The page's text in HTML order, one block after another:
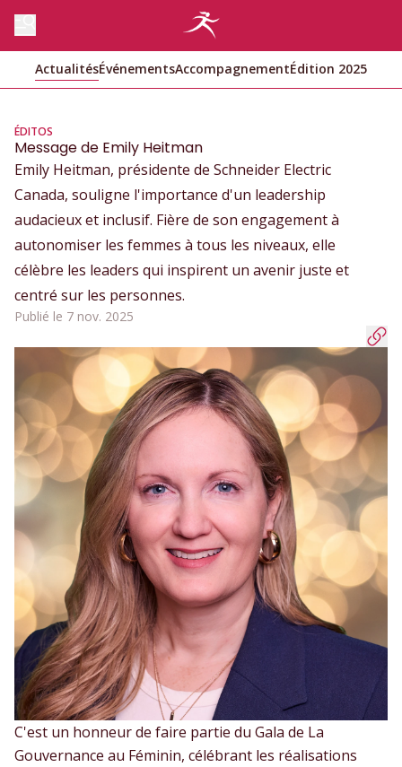
ActualitésÉvénementsAccompagnementÉdition 2025
ÉDITOS
Message de Emily Heitman
Emily Heitman, présidente de Schneider Electric
Canada, souligne l'importance d'un leadership
audacieux et inclusif. Fière de son engagement à
autonomiser les femmes à tous les niveaux, elle
célèbre les leaders qui inspirent un avenir juste et
centré sur les personnes.
Publié le 7 nov. 2025
C'est un honneur de faire partie du Gala de La
Gouvernance au Féminin, célébrant les réalisations